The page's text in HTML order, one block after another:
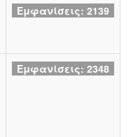
Εμφανίσεις: 2139
Εμφανίσεις: 2348